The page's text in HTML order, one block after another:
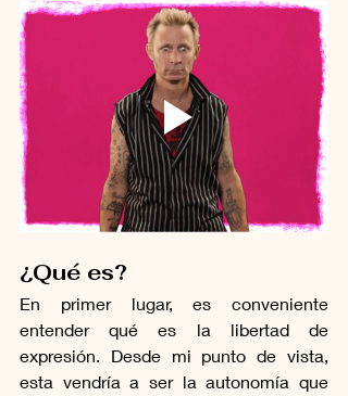
¿Qué es?
En primer lugar, es conveniente
entender qué es la libertad de
expresión. Desde mi punto de vista,
esta vendría a ser la autonomía que